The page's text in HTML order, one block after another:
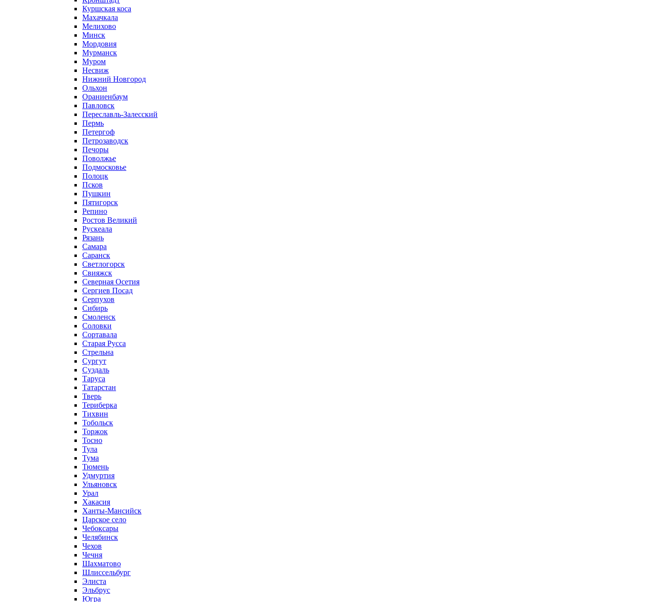
Куршская коса
Махачкала
Мелихово
Минск
Мордовия
Мурманск
Муром
Несвиж
Нижний Новгород
Ольхон
Ораниенбаум
Павловск
Переславль-Залесский
Пермь
Петергоф
Петрозаводск
Печоры
Поволжье
Подмосковье
Полоцк
Псков
Пушкин
Пятигорск
Репино
Ростов Великий
Рускеала
Рязань
Самара
Саранск
Светлогорск
Свияжск
Северная Осетия
Сергиев Посад
Серпухов
Сибирь
Смоленск
Соловки
Сортавала
Старая Русса
Стрельна
Сургут
Суздаль
Таруса
Татарстан
Тверь
Териберка
Тихвин
Тобольск
Торжок
Тосно
Тула
Тума
Тюмень
Удмуртия
Ульяновск
Урал
Хакасия
Ханты-Мансийск
Царское село
Чебоксары
Челябинск
Чехов
Чечня
Шахматово
Шлиссельбург
Элиста
Эльбрус
Югра